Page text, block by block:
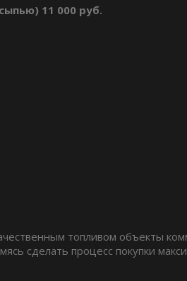
11 000 руб.
топливом объекты
сделать процесс покупки